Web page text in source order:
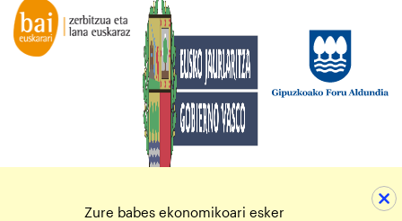
Zure babes ekonomikoari esker